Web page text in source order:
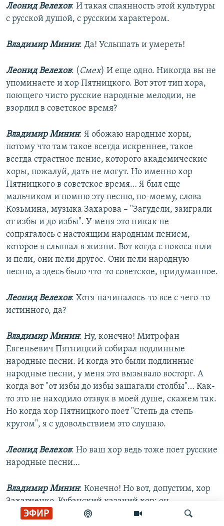
ЭФИР
Леонид Велехов: И такая спаянность этой культуры
с русской душой, с русским характером.
Владимир Минин: Да! Услышать и умереть!
Леонид Велехов: ( Смех) И еще одно. Никогда вы не
упоминаете и хор Пятницкого. Вот этот тип хора,
поющего чисто русские народные мелодии, не
взорлил в советское время?
Владимир Минин: Я обожаю народные хоры,
потому что там такое всегда искреннее, такое
всегда страстное пение, которого академические
хоры, пожалуй, дать не могут. Но именно хор
Пятницкого в советское время… Я был еще
мальчиком и помню эту песню, по-моему, слова
Козьмина, музыка Захарова – "Загудели, заиграли
от избы и до избы". У меня это никак не
сопрягалось с настоящим народным пением,
которое я слышал в жизни. Вот когда с покоса шли
и пели, они пели другое. Они пели народную
песню, а здесь было что-то советское, придуманное.
Леонид Велехов: Хотя начиналось-то все с чего-то
истинного, да?
Владимир Минин: Ну, конечно! Митрофан
Евгеньевич Пятницкий собирал подлинные
народные песни. И когда это были подлинные
народные песни, у меня это вызывало восторг. А
когда вот "от избы до избы зашагали столбы"… Как-
то это не находило отзвук в моей душе, скажем так.
Но когда хор Пятницкого поет "Степь да степь
кругом", я с удовольствием это слушаю.
Леонид Велехов: Но ваш хор ведь тоже поет русские
народные песни…
Владимир Минин: Конечно! Но вот, допустим, хор
Захарченко, Кубанский казачий хор: он
выдерживает два концерта в Кремлевском дворце.